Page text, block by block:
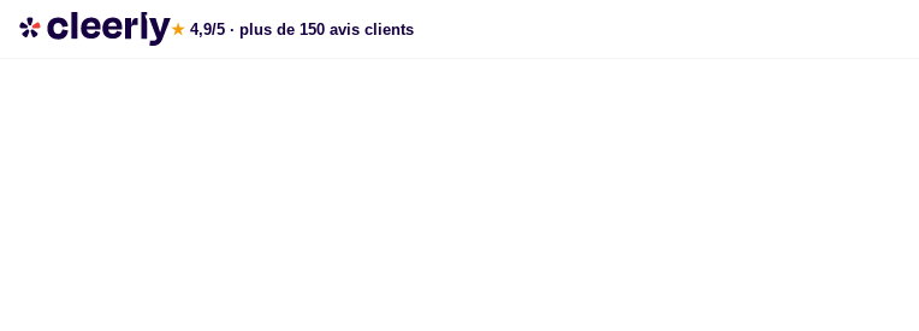
La gestion de patrimoine avec Cleerly
★ 4,9/5 · plus de 150 avis clients